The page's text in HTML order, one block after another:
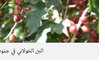
البن الخولاني في